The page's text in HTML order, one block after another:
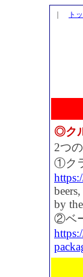
ト
◎ク
2つ
①ク
by
②ベ